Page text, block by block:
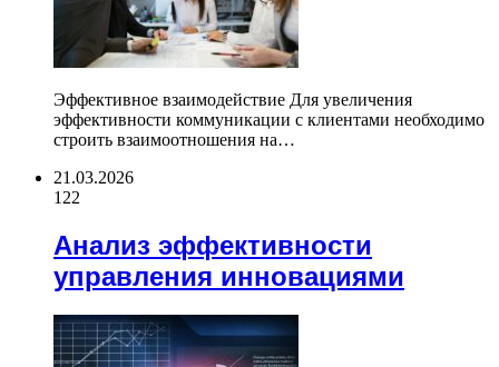
Эффективное взаимодействие Для увеличения
эффективности коммуникации с клиентами необходимо
строить взаимоотношения на…
21.03.2026
122
Анализ эффективности
управления инновациями